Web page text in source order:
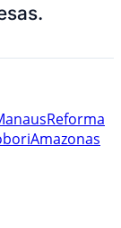
Reforma
Amazonas